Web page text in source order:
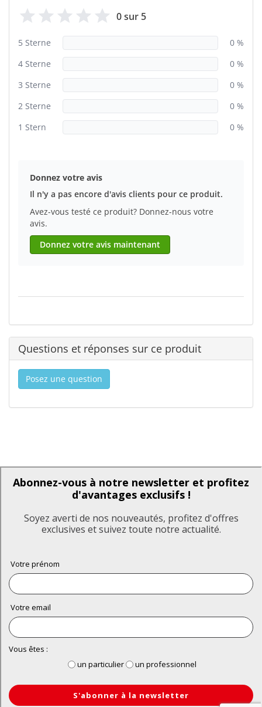
0 sur 5
5 Sterne
0 %
4 Sterne
0 %
3 Sterne
0 %
2 Sterne
0 %
1 Stern
0 %
Donnez votre avis
Il n'y a pas encore d'avis clients pour ce produit.
Avez-vous testé ce produit? Donnez-nous votre
avis.
Donnez votre avis maintenant
Questions et réponses sur ce produit
Posez une question